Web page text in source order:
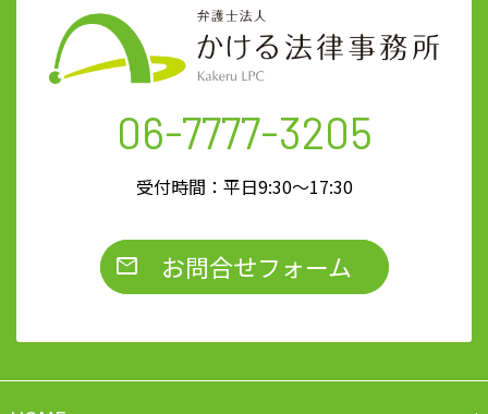
06-7777-3205
受付時間：平日9:30～17:30
お問合せフォーム